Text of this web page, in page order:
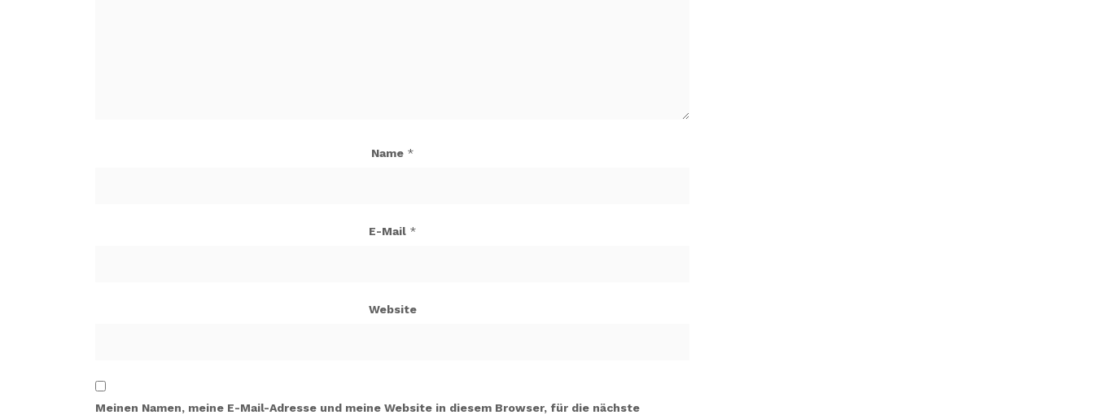
Name *
E-Mail *
Website
Meinen Namen, meine E-Mail-Adresse und meine Website in diesem Browser, für die nächste